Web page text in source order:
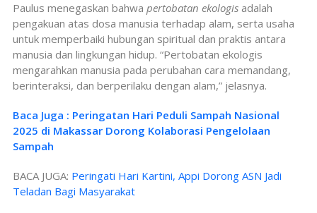
Paulus menegaskan bahwa pertobatan ekologis adalah
pengakuan atas dosa manusia terhadap alam, serta usaha
untuk memperbaiki hubungan spiritual dan praktis antara
manusia dan lingkungan hidup. “Pertobatan ekologis
mengarahkan manusia pada perubahan cara memandang,
berinteraksi, dan berperilaku dengan alam,” jelasnya.
Baca Juga : Peringatan Hari Peduli Sampah Nasional
2025 di Makassar Dorong Kolaborasi Pengelolaan
Sampah
BACA JUGA: Peringati Hari Kartini, Appi Dorong ASN Jadi
Teladan Bagi Masyarakat